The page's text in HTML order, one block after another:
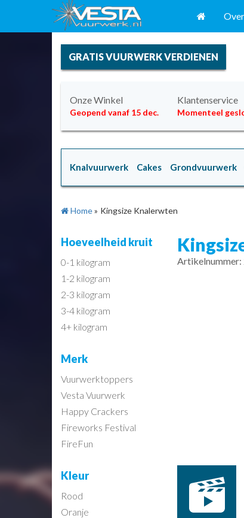
GRATIS VUURWERK VERDIENEN
Onze Winkel
Geopend vanaf 15 dec.
Klantenservice
Momenteel
Knalvuurwerk Cakes Grondvuurwerk
Home» Kingsize Knalerwten
Hoeveelheid kruit
0-1 kilogram
1-2 kilogram
2-3 kilogram
3-4 kilogram
4+ kilogram
Merk
Vuurwerktoppers
Vesta Vuurwerk
Happy Crackers
Fireworks Festival
FireFun
Kleur
Rood
Oranje
Artikelnummer: